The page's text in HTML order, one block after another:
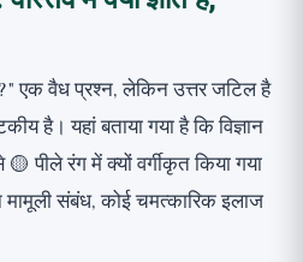
एक वैध प्रश्न, लेकिन उत्तर जटिल है
है। यहां बताया गया है कि विज्ञान
पीले रंग में क्यों वर्गीकृत किया गया
संबंध, कोई चमत्कारिक इलाज